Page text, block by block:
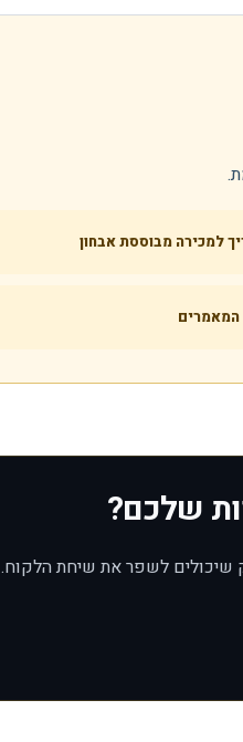
למכירה מבוססת אבחון
המאמרים
שלכם?
שיכולים לשפר את שיחת הלקוח.